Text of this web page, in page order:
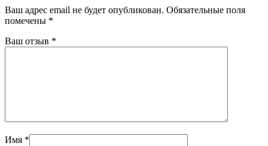
Ваш адрес email не будет опубликован. Обязательные поля
помечены *
Ваш отзыв *
Имя *